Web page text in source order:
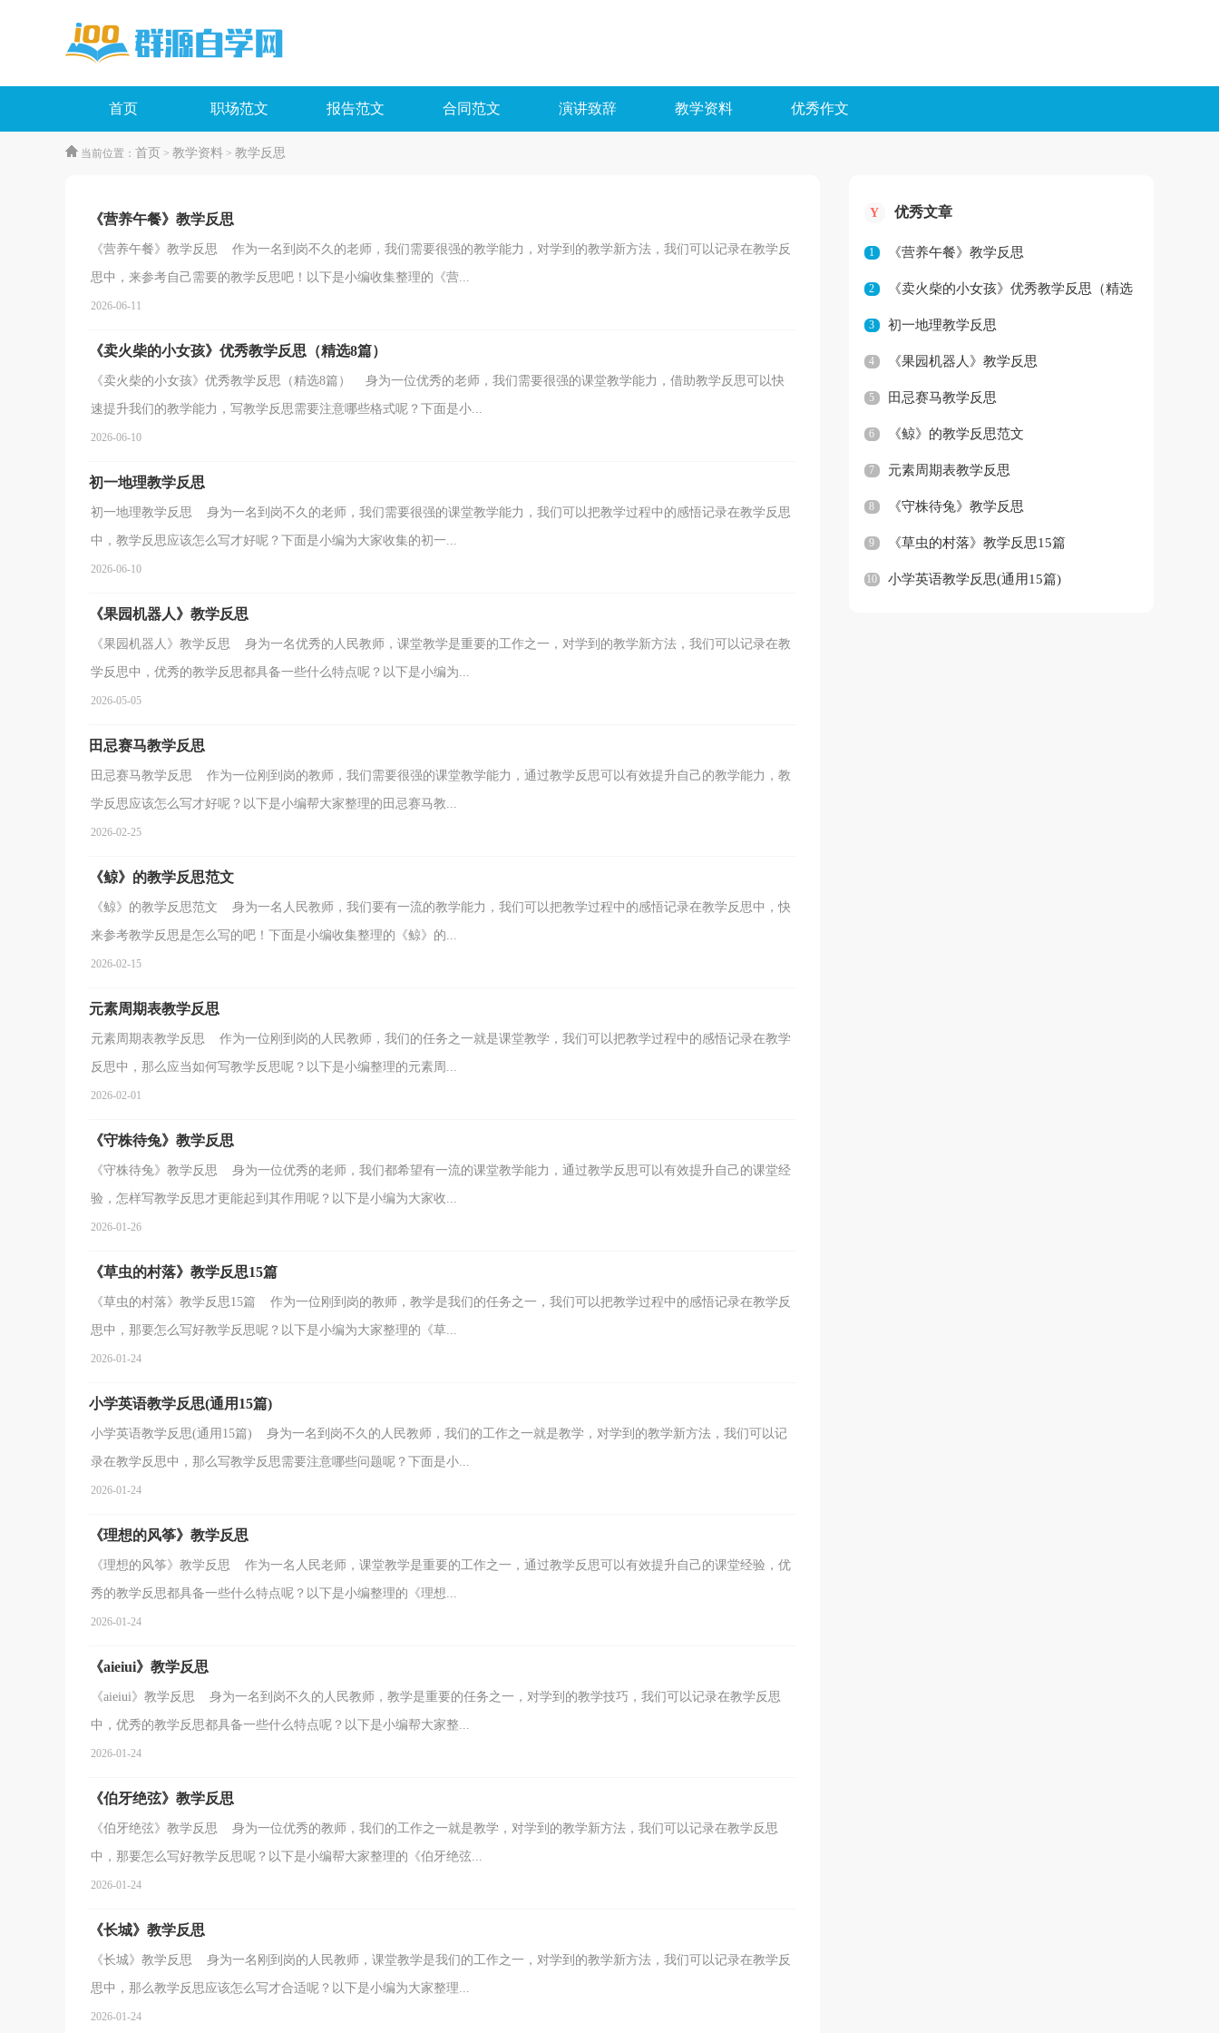
首页 职场范文 报告范文 合同范文 演讲致辞 教学资料 优秀作文
当前位置： 首页 > 教学资料 > 教学反思
《营养午餐》教学反思
《营养午餐》教学反思 作为一名到岗不久的老师，我们需要很强的教学能力，对学到的教学新方法，我们可以记录在教学反
思中，来参考自己需要的教学反思吧！以下是小编收集整理的《营...
2026-06-11
《卖火柴的小女孩》优秀教学反思（精选8篇）
《卖火柴的小女孩》优秀教学反思（精选8篇） 身为一位优秀的老师，我们需要很强的课堂教学能力，借助教学反思可以快
速提升我们的教学能力，写教学反思需要注意哪些格式呢？下面是小...
2026-06-10
初一地理教学反思
初一地理教学反思 身为一名到岗不久的老师，我们需要很强的课堂教学能力，我们可以把教学过程中的感悟记录在教学反思
中，教学反思应该怎么写才好呢？下面是小编为大家收集的初一...
2026-06-10
《果园机器人》教学反思
《果园机器人》教学反思 身为一名优秀的人民教师，课堂教学是重要的工作之一，对学到的教学新方法，我们可以记录在教
学反思中，优秀的教学反思都具备一些什么特点呢？以下是小编为...
2026-05-05
田忌赛马教学反思
田忌赛马教学反思 作为一位刚到岗的教师，我们需要很强的课堂教学能力，通过教学反思可以有效提升自己的教学能力，教
学反思应该怎么写才好呢？以下是小编帮大家整理的田忌赛马教...
2026-02-25
《鲸》的教学反思范文
《鲸》的教学反思范文 身为一名人民教师，我们要有一流的教学能力，我们可以把教学过程中的感悟记录在教学反思中，快
来参考教学反思是怎么写的吧！下面是小编收集整理的《鲸》的...
2026-02-15
元素周期表教学反思
元素周期表教学反思 作为一位刚到岗的人民教师，我们的任务之一就是课堂教学，我们可以把教学过程中的感悟记录在教学
反思中，那么应当如何写教学反思呢？以下是小编整理的元素周...
2026-02-01
《守株待兔》教学反思
《守株待兔》教学反思 身为一位优秀的老师，我们都希望有一流的课堂教学能力，通过教学反思可以有效提升自己的课堂经
验，怎样写教学反思才更能起到其作用呢？以下是小编为大家收...
2026-01-26
《草虫的村落》教学反思15篇
《草虫的村落》教学反思15篇 作为一位刚到岗的教师，教学是我们的任务之一，我们可以把教学过程中的感悟记录在教学反
思中，那要怎么写好教学反思呢？以下是小编为大家整理的《草...
2026-01-24
小学英语教学反思(通用15篇)
小学英语教学反思(通用15篇) 身为一名到岗不久的人民教师，我们的工作之一就是教学，对学到的教学新方法，我们可以记
录在教学反思中，那么写教学反思需要注意哪些问题呢？下面是小...
2026-01-24
《理想的风筝》教学反思
《理想的风筝》教学反思 作为一名人民老师，课堂教学是重要的工作之一，通过教学反思可以有效提升自己的课堂经验，优
秀的教学反思都具备一些什么特点呢？以下是小编整理的《理想...
2026-01-24
《aieiui》教学反思
《aieiui》教学反思 身为一名到岗不久的人民教师，教学是重要的任务之一，对学到的教学技巧，我们可以记录在教学反思
中，优秀的教学反思都具备一些什么特点呢？以下是小编帮大家整...
2026-01-24
《伯牙绝弦》教学反思
《伯牙绝弦》教学反思 身为一位优秀的教师，我们的工作之一就是教学，对学到的教学新方法，我们可以记录在教学反思
中，那要怎么写好教学反思呢？以下是小编帮大家整理的《伯牙绝弦...
2026-01-24
《长城》教学反思
《长城》教学反思 身为一名刚到岗的人民教师，课堂教学是我们的工作之一，对学到的教学新方法，我们可以记录在教学反
思中，那么教学反思应该怎么写才合适呢？以下是小编为大家整理...
2026-01-24
Y 优秀文章
1 《营养午餐》教学反思
2 《卖火柴的小女孩》优秀教学反思（精选
8篇）
3 初一地理教学反思
4 《果园机器人》教学反思
5 田忌赛马教学反思
6 《鲸》的教学反思范文
7 元素周期表教学反思
8 《守株待兔》教学反思
9 《草虫的村落》教学反思15篇
10 小学英语教学反思(通用15篇)